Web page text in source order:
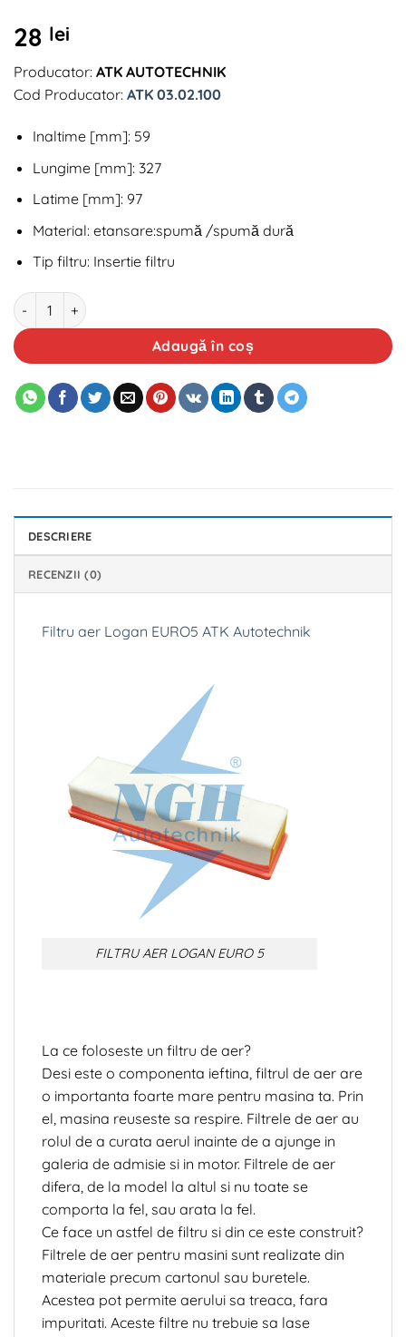
28 lei
Producator: ATK AUTOTECHNIK
Cod Producator: ATK 03.02.100
Inaltime [mm]: 59
Lungime [mm]: 327
Latime [mm]: 97
Material: etansare:spumă /spumă dură
Tip filtru: Insertie filtru
Cantitate Filtru aer Logan EURO5 ATK Autotechnik
Adaugă în coș
DESCRIERE
RECENZII (0)
Filtru aer Logan EURO5 ATK Autotechnik
FILTRU AER LOGAN EURO 5
La ce foloseste un filtru de aer?
Desi este o componenta ieftina, filtrul de aer are
o importanta foarte mare pentru masina ta. Prin
el, masina reuseste sa respire. Filtrele de aer au
rolul de a curata aerul inainte de a ajunge in
galeria de admisie si in motor. Filtrele de aer
difera, de la model la altul si nu toate se
comporta la fel, sau arata la fel.
Ce face un astfel de filtru si din ce este construit?
Filtrele de aer pentru masini sunt realizate din
materiale precum cartonul sau buretele.
Acestea pot permite aerului sa treaca, fara
impuritati. Aceste filtre nu trebuie sa lase